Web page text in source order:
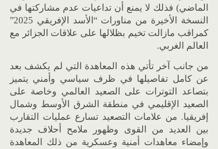
الماضي) فذلك لا يمنع أن تداعيات عدم مشاركتها في
النسخة الأخيرة من مناورات “الأسد الإفريقي 2025”
كمراقب مازالت تخيم بظلالها على علاقات الجزائر مع
العالم الغربي.
من جانب آخر تأتي هذه المعاهدة التي لم يكشف بعد
عن كامل تفاصيلها في ظرف سياسي وأمني يتميز
بتصاعد التوترات على الصعيد العالمي وخاصة على
الصعيد الإقليمي في منطقة الشرق الأوسط وشمال
إفريقيا. من علامات التصعيد تسارع عمليات التقارب
بين العديد من القوى وظهور ملامح أحلاف جديدة
وإمضاء معاهدات أمنية وعسكرية من ذلك المعاهدة